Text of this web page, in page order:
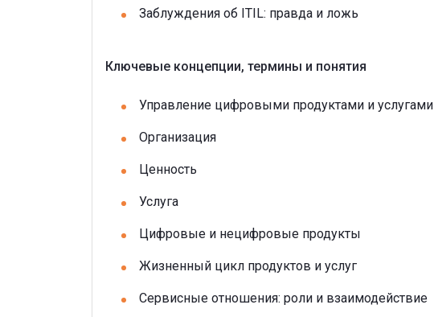
Заблуждения об ITIL: правда и ложь
Ключевые концепции, термины и понятия
Управление цифровыми продуктами и услугами
Организация
Ценность
Услуга
Цифровые и нецифровые продукты
Жизненный цикл продуктов и услуг
Сервисные отношения: роли и взаимодействие